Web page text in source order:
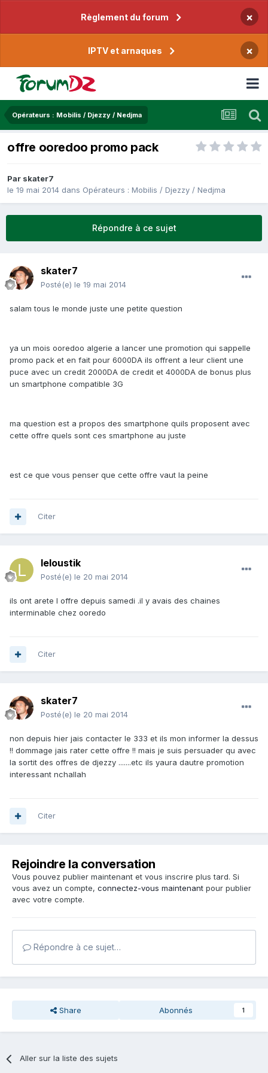
Règlement du forum ×
IPTV et arnaques ×
Opérateurs : Mobilis / Djezzy / Nedjma
offre ooredoo promo pack
Par skater7
le 19 mai 2014 dans Opérateurs : Mobilis / Djezzy / Nedjma
Répondre à ce sujet
skater7
Posté(e) le 19 mai 2014
salam tous le monde juste une petite question
ya un mois ooredoo algerie a lancer une promotion qui sappelle
promo pack et en fait pour 6000DA ils offrent a leur client une
puce avec un credit 2000DA de credit et 4000DA de bonus plus
un smartphone compatible 3G
ma question est a propos des smartphone quils proposent avec
cette offre quels sont ces smartphone au juste
est ce que vous penser que cette offre vaut la peine
Citer
leloustik
Posté(e) le 20 mai 2014
ils ont arete l offre depuis samedi .il y avais des chaines
interminable chez ooredo
Citer
skater7
Posté(e) le 20 mai 2014
non depuis hier jais contacter le 333 et ils mon informer la dessus
!! dommage jais rater cette offre !! mais je suis persuader qu avec
la sortit des offres de djezzy .......etc ils yaura dautre promotion
interessant nchallah
Citer
Rejoindre la conversation
Vous pouvez publier maintenant et vous inscrire plus tard. Si
vous avez un compte, connectez-vous maintenant pour publier
avec votre compte.
Répondre à ce sujet…
Share Abonnés 1
Aller sur la liste des sujets